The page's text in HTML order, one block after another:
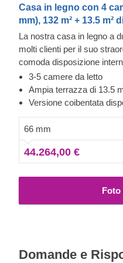
Casa in legno con 4
mm), 132 m² + 13.5 m²
La nostra casa in legno a
molti clienti per il suo
comoda disposizione
membro della famiglia o
privacy. Un altro punto
splendida terrazza coperta
propri cari. Per garantirti
disponibile anche una
modello.
3-5 camere da letto
Ampia terrazza di 13.5
Versione coibentata
66 mm
44.264,00 €
Foto
Domande e